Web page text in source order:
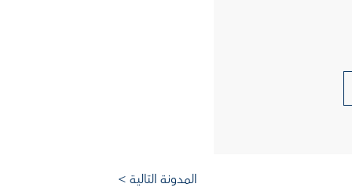
المدونة التالية >